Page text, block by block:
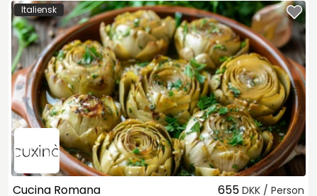
Italiensk
Cucina Romana 655 DKK / Person